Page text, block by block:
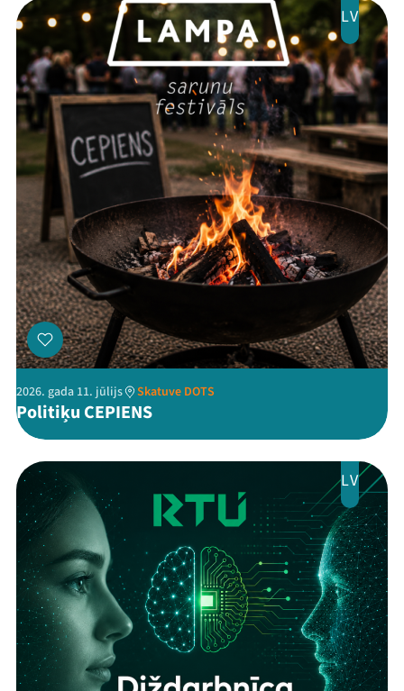
Jaunumi
Ziedo
Veikals
Kontakti
ThreadsFacebook
Youtube
X Instagram
Flick TikTok
LV
2026. gada 11. jūlijs Skatuve DOTS
Politiķu CEPIENS
LV